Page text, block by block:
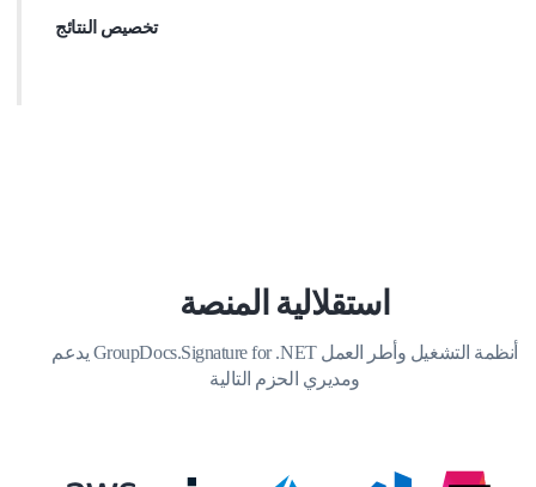
تخصيص النتائج
استقلالية المنصة
يدعم GroupDocs.Signature for .NET أنظمة التشغيل وأطر العمل
ومديري الحزم التالية